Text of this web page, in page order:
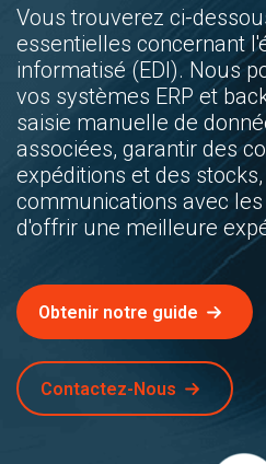
Vous trouverez ci-
essentielles concernant
informatisé (EDI). Nous
vos systèmes ERP et
saisie manuelle de
associées, garantir des
expéditions et des
communications avec
d'offrir une meilleure
Obtenir notre guide
Contactez-Nous